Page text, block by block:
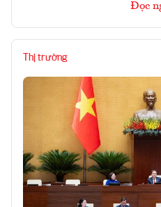
Đọc
Thị trường